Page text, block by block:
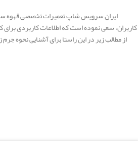
ایران سرویس شاپ تعمیرات تخصصی قهوه
کاربران، سعی نموده است که اطلاعات کاربردی برای
از مطالب زیر در این راستا برای آشنایی نحوه جرم